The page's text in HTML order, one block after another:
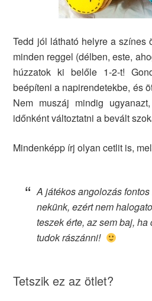
Tedd jól látható helyre a színes
minden reggel (délben, este,
húzzatok ki belőle 1-2-t!
beépíteni a napirendetekbe, és
Nem muszáj mindig
időnként változtatni a bevált
Mindenképp írj olyan cetlit is,
A játékos angolozás
nekünk, ezért nem
teszek érte, az sem baj, ha
tudok rászánni!
Tetszik ez az ötlet?